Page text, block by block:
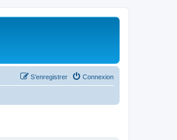
Connexion
S’enregistrer